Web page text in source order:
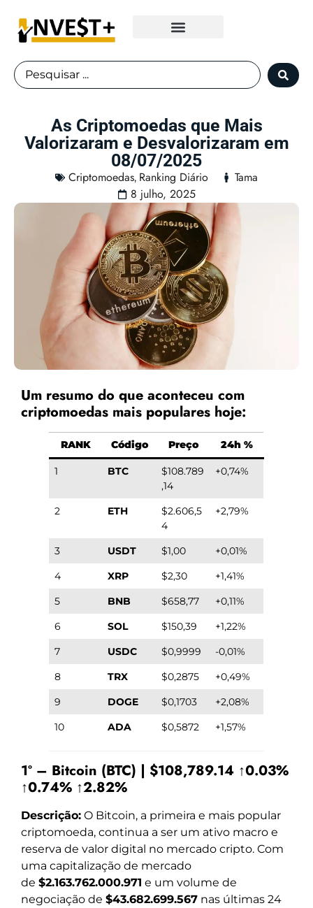
As Criptomoedas que Mais
Valorizaram e Desvalorizaram em
08/07/2025
Criptomoedas, Ranking Diário
Tama
8 julho, 2025
Um resumo do que aconteceu com
criptomoedas mais populares hoje:
RANK Código Preço 24h %
1 BTC
$108.789
,14
+0,74%
2 ETH
$2.606,5
4
+2,79%
3 USDT $1,00
+0,01%
4
XRP $2,30
+1,41%
5
BNB $658,77
+0,11%
6
SOL $150,39
+1,22%
7
USDC $0,9999
-0,01%
8
TRX $0,2875
+0,49%
9
DOGE $0,1703
+2,08%
10
ADA $0,5872 +1,57%
1º – Bitcoin (BTC) | $108,789.14 ↑0.03%
↑0.74% ↑2.82%
Descrição: O Bitcoin, a primeira e mais popular
criptomoeda, continua a ser um ativo macro e
reserva de valor digital no mercado cripto. Com
uma capitalização de mercado
de $2.163.762.000.971 e um volume de
negociação de $43.682.699.567 nas últimas 24